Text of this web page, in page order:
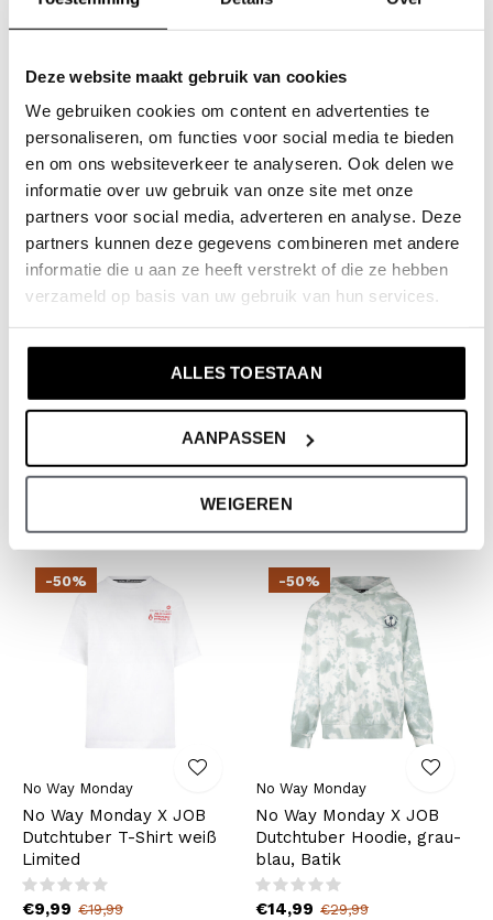
Deze website maakt gebruik van cookies
We gebruiken cookies om content en advertenties te
personaliseren, om functies voor social media te bieden
en om ons websiteverkeer te analyseren. Ook delen we
informatie over uw gebruik van onze site met onze
partners voor social media, adverteren en analyse. Deze
partners kunnen deze gegevens combineren met andere
informatie die u aan ze heeft verstrekt of die ze hebben
verzameld op basis van uw gebruik van hun services.
ALLES TOESTAAN
AANPASSEN
WEIGEREN
Set hellgrau T-Shirt Hose
Inkl. MwSt.
Dutchtuber Hoodie rot
Nostalgie
€14,99 €29,99
-50%
No Way Monday X JOB
-50%
No Way Monday
No Way Monday X JOB
melange
€19,99
Inkl. MwSt.
-50%
No Way Monday
No Way Monday X JOB
Dutchtuber T-Shirt weiß
Limited
€9,99 €19,99
-50%
No Way Monday
No Way Monday X JOB
Dutchtuber Hoodie, grau-
blau, Batik
€14,99 €29,99